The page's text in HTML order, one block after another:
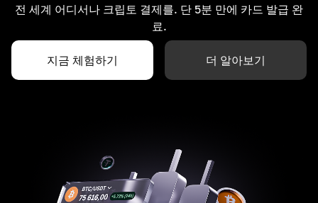
전 세계 어디서나 크립토 결제를. 단 5분 만에 카드 발급 완
료.
지금 체험하기 더 알아보기